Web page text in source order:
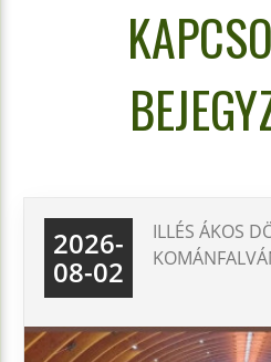
2026-
08-02
ILLÉS ÁKOS